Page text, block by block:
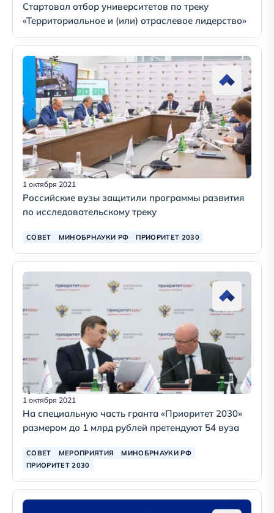
Стартовал отбор университетов по треку
«Территориальное и (или) отраслевое лидерство»
1 октября 2021
Российские вузы защитили программы развития
по исследовательскому треку
СОВЕТ МИНОБРНАУКИ РФ ПРИОРИТЕТ 2030
1 октября 2021
На специальную часть гранта «Приоритет 2030»
размером до 1 млрд рублей претендуют 54 вуза
СОВЕТ МЕРОПРИЯТИЯ
МИНОБРНАУКИ РФ
ПРИОРИТЕТ 2030